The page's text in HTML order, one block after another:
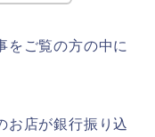
をご覧の方の中に
お店が銀行振り込